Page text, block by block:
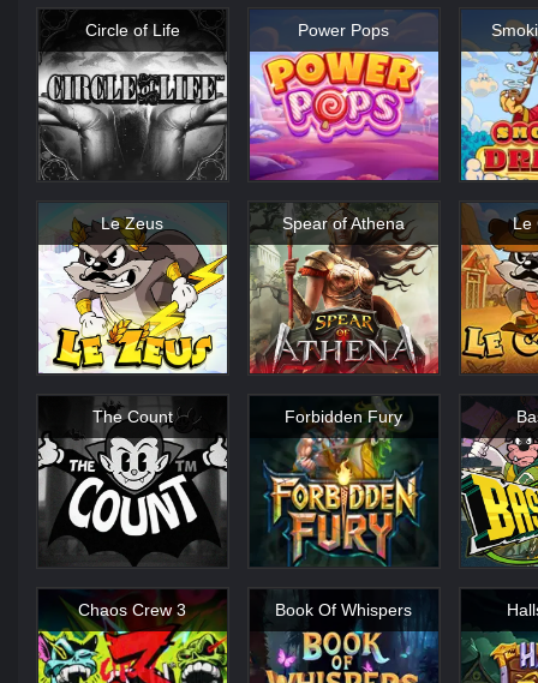
Circle of Life Power Pops
Le Zeus Spear of Athena Le
The Count Forbidden Fury
Chaos Crew 3 Book Of Whispers